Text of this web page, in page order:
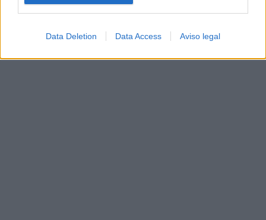
Data Deletion Data Access Aviso legal